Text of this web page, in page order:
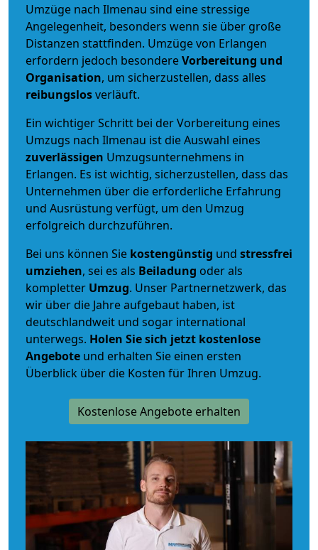
Umzüge nach Ilmenau sind eine stressige
Angelegenheit, besonders wenn sie über große
Distanzen stattfinden. Umzüge von Erlangen
erfordern jedoch besondereVorbereitung und
Organisation, um sicherzustellen, dass alles
reibungslosverläuft.
Ein wichtiger Schritt bei der Vorbereitung eines
Umzugs nach Ilmenau ist die Auswahl eines
zuverlässigen Umzugsunternehmens in
Erlangen. Es ist wichtig, sicherzustellen, dass das
Unternehmen über die erforderliche Erfahrung
und Ausrüstung verfügt, um den Umzug
erfolgreich durchzuführen.
Bei uns können Sie kostengünstig und stressfrei
umziehen, sei es als Beiladung oder als
kompletter Umzug. Unser Partnernetzwerk, das
wir über die Jahre aufgebaut haben, ist
deutschlandweit und sogar international
unterwegs. Holen Sie sich jetzt kostenlose
Angebote und erhalten Sie einen ersten
Überblick über die Kosten für Ihren Umzug.
Kostenlose Angebote erhalten